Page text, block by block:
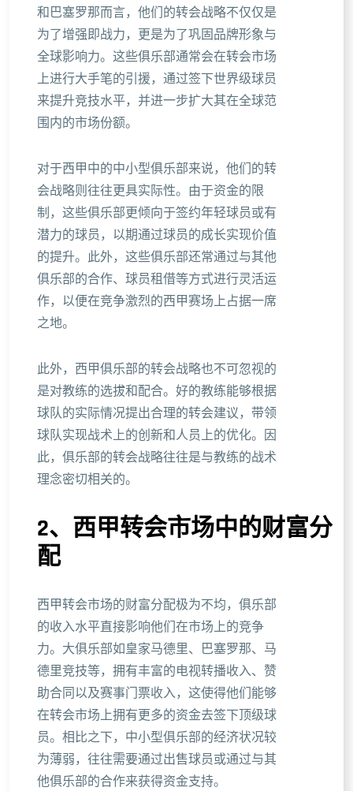
和巴塞罗那而言，他们的转会战略不仅仅是
为了增强即战力，更是为了巩固品牌形象与
全球影响力。这些俱乐部通常会在转会市场
上进行大手笔的引援，通过签下世界级球员
来提升竞技水平，并进一步扩大其在全球范
围内的市场份额。
对于西甲中的中小型俱乐部来说，他们的转
会战略则往往更具实际性。由于资金的限
制，这些俱乐部更倾向于签约年轻球员或有
潜力的球员，以期通过球员的成长实现价值
的提升。此外，这些俱乐部还常通过与其他
俱乐部的合作、球员租借等方式进行灵活运
作，以便在竞争激烈的西甲赛场上占据一席
之地。
此外，西甲俱乐部的转会战略也不可忽视的
是对教练的选拔和配合。好的教练能够根据
球队的实际情况提出合理的转会建议，带领
球队实现战术上的创新和人员上的优化。因
此，俱乐部的转会战略往往是与教练的战术
理念密切相关的。
2、西甲转会市场中的财富分
配
西甲转会市场的财富分配极为不均，俱乐部
的收入水平直接影响他们在市场上的竞争
力。大俱乐部如皇家马德里、巴塞罗那、马
德里竞技等，拥有丰富的电视转播收入、赞
助合同以及赛事门票收入，这使得他们能够
在转会市场上拥有更多的资金去签下顶级球
员。相比之下，中小型俱乐部的经济状况较
为薄弱，往往需要通过出售球员或通过与其
他俱乐部的合作来获得资金支持。